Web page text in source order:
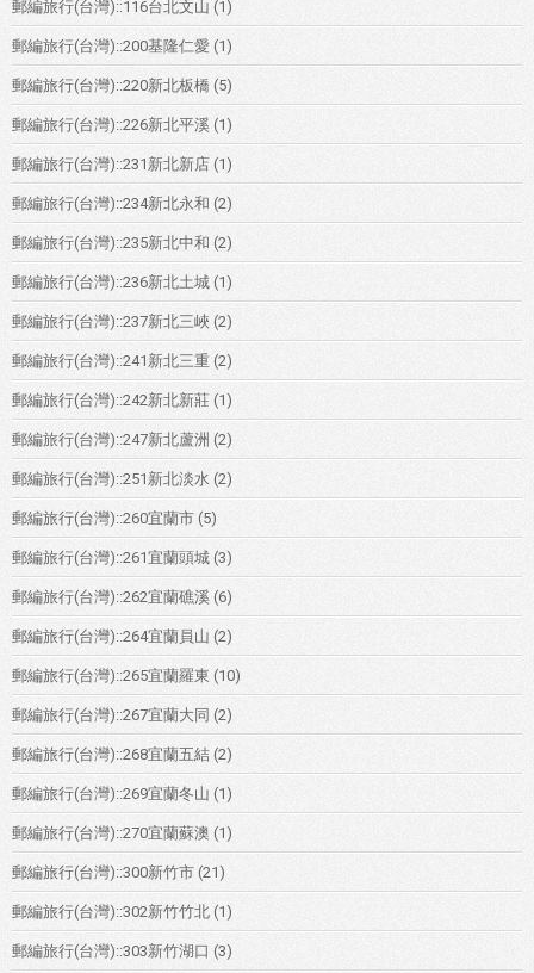
郵編旅行(台灣)::116台北文山 (1)
郵編旅行(台灣)::200基隆仁愛 (1)
郵編旅行(台灣)::220新北板橋 (5)
郵編旅行(台灣)::226新北平溪 (1)
郵編旅行(台灣)::231新北新店 (1)
郵編旅行(台灣)::234新北永和 (2)
郵編旅行(台灣)::235新北中和 (2)
郵編旅行(台灣)::236新北土城 (1)
郵編旅行(台灣)::237新北三峽 (2)
郵編旅行(台灣)::241新北三重 (2)
郵編旅行(台灣)::242新北新莊 (1)
郵編旅行(台灣)::247新北蘆洲 (2)
郵編旅行(台灣)::251新北淡水 (2)
郵編旅行(台灣)::260宜蘭市 (5)
郵編旅行(台灣)::261宜蘭頭城 (3)
郵編旅行(台灣)::262宜蘭礁溪 (6)
郵編旅行(台灣)::264宜蘭員山 (2)
郵編旅行(台灣)::265宜蘭羅東 (10)
郵編旅行(台灣)::267宜蘭大同 (2)
郵編旅行(台灣)::268宜蘭五結 (2)
郵編旅行(台灣)::269宜蘭冬山 (1)
郵編旅行(台灣)::270宜蘭蘇澳 (1)
郵編旅行(台灣)::300新竹市 (21)
郵編旅行(台灣)::302新竹竹北 (1)
郵編旅行(台灣)::303新竹湖口 (3)